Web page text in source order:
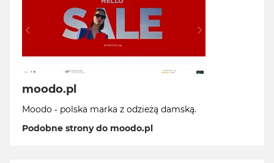
moodo.pl
Moodo - polska marka z odzieżą damską.
Podobne strony do moodo.pl